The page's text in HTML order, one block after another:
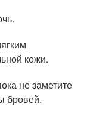
кожи.
не заметите
бровей.